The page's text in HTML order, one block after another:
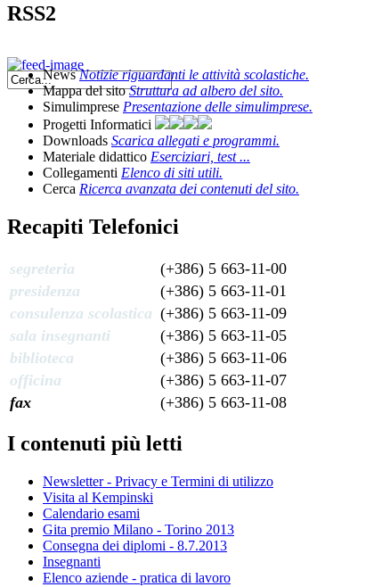
RSS2
NewsNotizie riguardanti le attività scolastiche.
Mappa del sitoStruttura ad albero del sito.
Simulimprese Presentazione delle simulimprese.
Progetti Informatici
Downloads Scarica allegati e programmi.
Materiale didattico Eserciziari, test ...
Collegamenti Elenco di siti utili.
Cerca Ricerca avanzata dei contenuti del sito.
Recapiti Telefonici
segreteria
(+386) 5 663-11-00
presidenza
(+386) 5 663-11-01
consulenza scolastica (+386) 5 663-11-09
sala insegnanti
(+386) 5 663-11-05
biblioteca
(+386) 5 663-11-06
officina
(+386) 5 663-11-07
fax
(+386) 5 663-11-08
I contenuti più letti
Newsletter - Privacy e Termini di utilizzo
Visita al Kempinski
Calendario esami
Gita premio Milano - Torino 2013
Consegna dei diplomi - 8.7.2013
Insegnanti
Elenco aziende - pratica di lavoro